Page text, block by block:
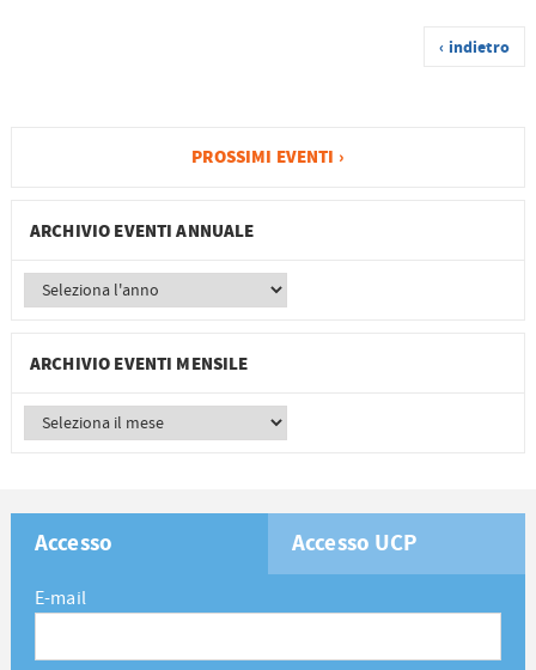
‹ indietro
PROSSIMI EVENTI ›
ARCHIVIO EVENTI ANNUALE
ARCHIVIO EVENTI MENSILE
Accesso Accesso UCP
E-mail